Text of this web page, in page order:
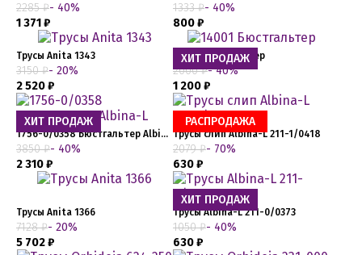
2285 ₽- 40%
1 371 ₽
1333 ₽- 40%
800 ₽
Трусы Anita 1343
3150 ₽- 20%
2 520 ₽
ХИТ ПРОДАЖ
14001 Бюстгальтер
2000 ₽- 40%
1 200 ₽
ХИТ ПРОДАЖ
1756-0/0358 Бюстгальтер Albina-L
3850 ₽- 40%
2 310 ₽
РАСПРОДАЖА
Трусы слип Albina-L 211-1/0418
2079 ₽- 70%
630 ₽
Трусы Anita 1366
7128 ₽- 20%
5 702 ₽
ХИТ ПРОДАЖ
Трусы Albina-L 211-0/0373
1050 ₽- 40%
630 ₽